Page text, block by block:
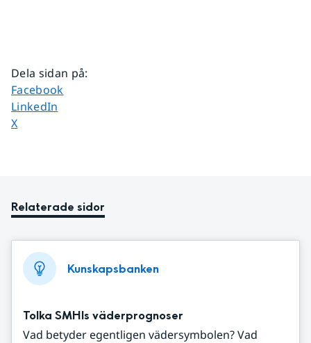
Dela sidan på:
Dela sidan på
Facebook
Dela sidan på
LinkedIn
Dela sidan på
X
Relaterade sidor
Kunskapsbanken
Tolka SMHIs väderprognoser
Vad betyder egentligen vädersymbolen? Vad